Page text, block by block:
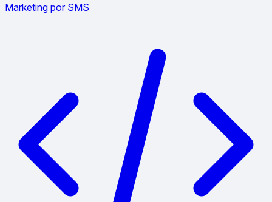
Marketing por SMS